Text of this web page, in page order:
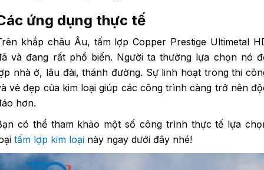
ứng dụng thực tế
khắp châu Âu, tấm lợp Copper Prestige Ultimetal
và đang rất phổ biến. Người ta thường lựa chọn nó
nhà ở, lâu đài, thánh đường. Sự linh hoạt trong thi
vẻ đẹp của kim loại giúp các công trình càng trở nên
hơn.
có thể tham khảo một số công trình thực tế lựa
tấm lợp kim loại này ngay dưới đây nhé!